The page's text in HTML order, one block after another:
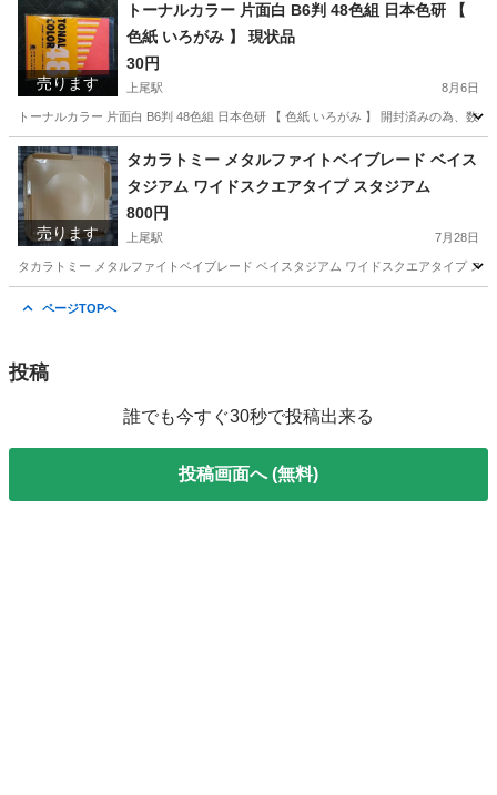
売ります
トーナルカラー 片面白 B6判 48色組 日本色研 【
色紙 いろがみ 】 現状品
30円
上尾駅 8月6日
トーナルカラー 片面白 B6判 48色組 日本色研 【 色紙 いろがみ 】 開封済みの為、数
埼玉 上尾市 上尾駅 その他
売ります
タカラトミー メタルファイトベイブレード ベイス
タジアム ワイドスクエアタイプ スタジアム
800円
上尾駅 7月28日
タカラトミー メタルファイトベイブレード ベイスタジアム ワイドスクエアタイプ
ページTOPへ
投稿
誰でも今すぐ30秒で投稿出来る
投稿画面へ (無料)